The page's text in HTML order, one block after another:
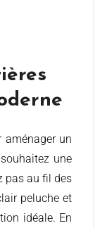
une
pas au fil des
peluche et
idéale. En